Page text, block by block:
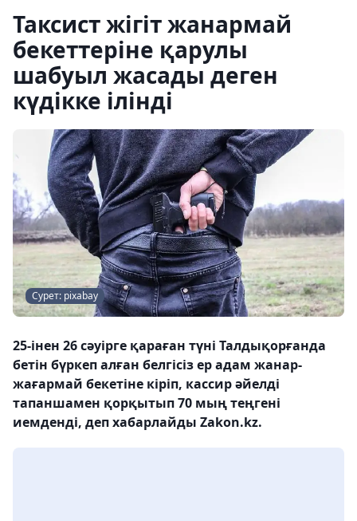
Таксист жігіт жанармай
бекеттеріне қарулы
шабуыл жасады деген
күдікке ілінді
Сурет: pixabay
25-інен 26 сәуірге қараған түні Талдықорғанда
бетін бүркеп алған белгісіз ер адам жанар-
жағармай бекетіне кіріп, кассир әйелді
тапаншамен қорқытып 70 мың теңгені
иемденді, деп хабарлайды Zakon.kz.